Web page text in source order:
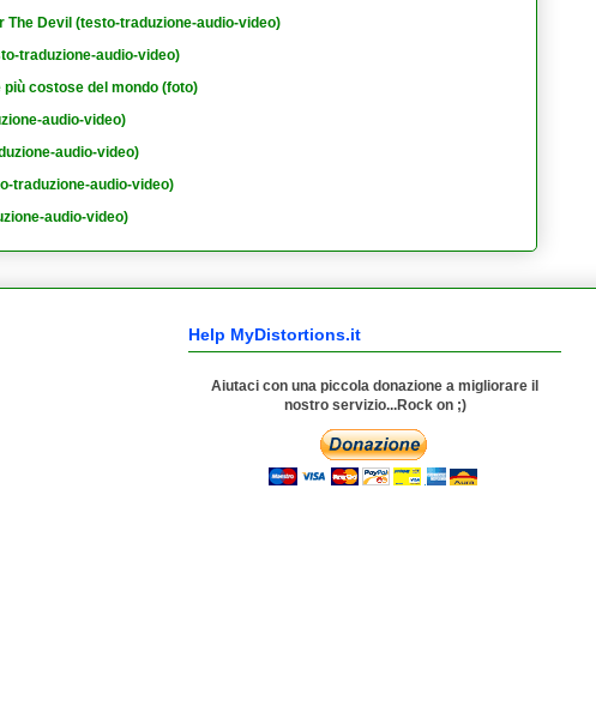
The Devil (testo-traduzione-audio-video)
traduzione-audio-video)
costose del mondo (foto)
audio-video)
audio-video)
traduzione-audio-video)
audio-video)
Help MyDistortions.it
Aiutaci con una piccola donazione a migliorare il
nostro servizio...Rock on ;)